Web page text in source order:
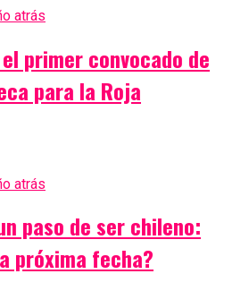
atrás
primer convocado de
para la Roja
atrás
paso de ser chileno:
próxima fecha?